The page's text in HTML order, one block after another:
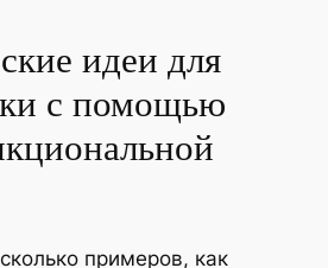
идеи для
с помощью
примеров, как